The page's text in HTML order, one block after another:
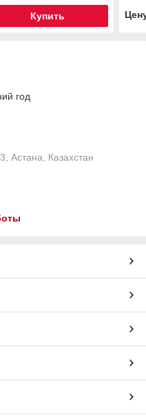
Купить
год
Астана, Казахстан